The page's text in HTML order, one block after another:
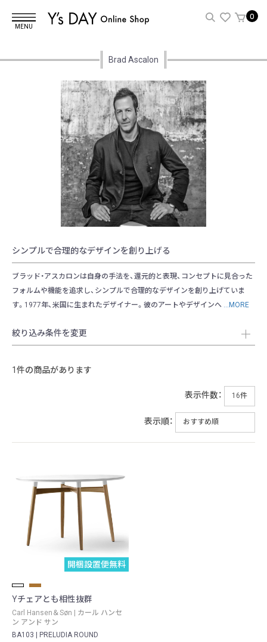
MENU
0
Brad Ascalon
シンプルで合理的なデザインを創り上げる
ブラッド・アスカロンは自身の手法を、還元的と表現、コンセプトに見合った
フォルムや機能を追求し、シンプルで合理的なデザインを創り上げていま
す。1977年、米国に生まれたデザイナー。彼のアートやデザインへ ...MORE
絞り込み条件を変更
1件の商品があります
表示件数：
表示順：
開梱設置便無料
Yチェアとも相性抜群
Carl Hansen＆Søn | カール ハンセ
ン アンド サン
BA103 | PRELUDIA ROUND